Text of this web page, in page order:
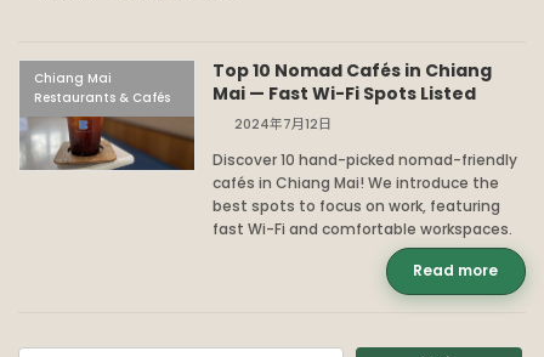
Chiang Mai
Restaurants & Cafés
Top 10 Nomad Cafés in Chiang
Mai — Fast Wi-Fi Spots Listed
2024年7月12日
Discover 10 hand-picked nomad-friendly
cafés in Chiang Mai! We introduce the
best spots to focus on work, featuring
fast Wi-Fi and comfortable workspaces.
Read more